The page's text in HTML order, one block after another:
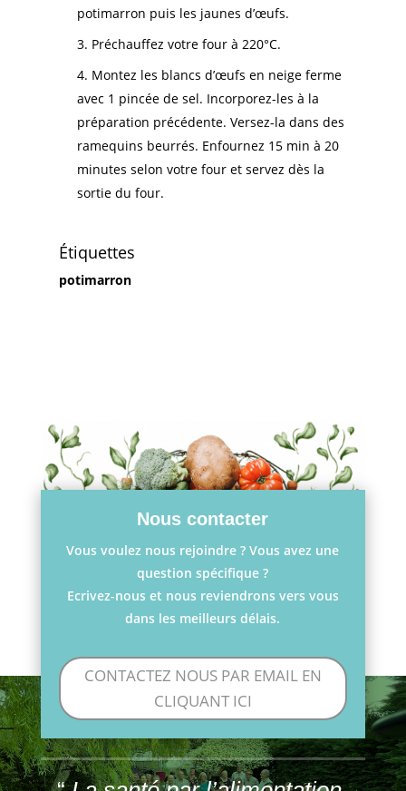
potimarron puis les jaunes d’œufs.
Préchauffez votre four à 220°C.
Montez les blancs d’œufs en neige ferme
avec 1 pincée de sel. Incorporez-les à la
préparation précédente. Versez-la dans des
ramequins beurrés. Enfournez 15 min à 20
minutes selon votre four et servez dès la
sortie du four.
Étiquettes
potimarron
Nous contacter
Vous voulez nous rejoindre ? Vous avez une
question spécifique ?
Ecrivez-nous et nous reviendrons vers vous
dans les meilleurs délais.
CONTACTEZ NOUS PAR EMAIL EN
CLIQUANT ICI